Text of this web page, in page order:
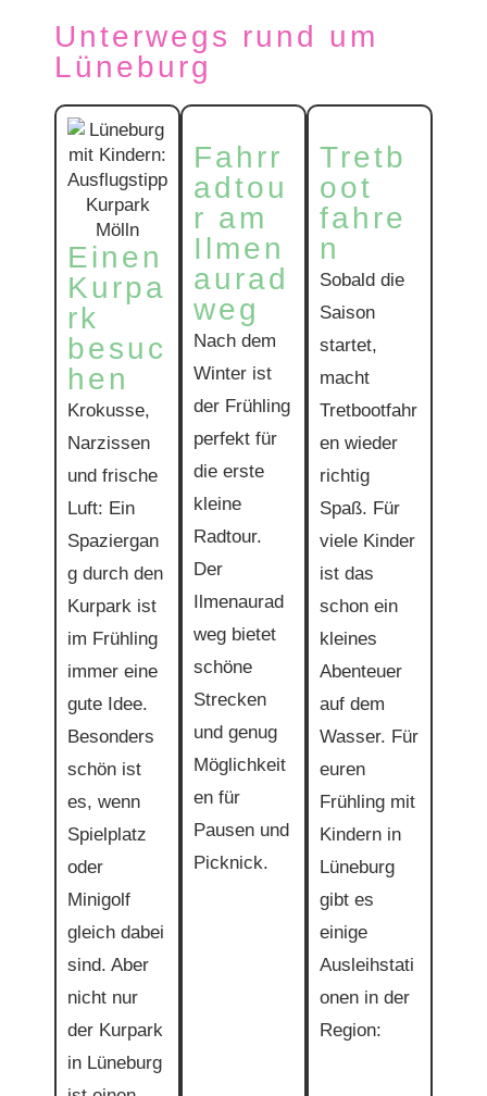
Unterwegs rund um
Lüneburg
Einen
Kurpa
rk
besuc
hen
Krokusse,
Narzissen
und frische
Luft: Ein
Spaziergan
g durch den
Kurpark ist
im Frühling
immer eine
gute Idee.
Besonders
schön ist
es, wenn
Spielplatz
oder
Minigolf
gleich dabei
sind. Aber
nicht nur
der Kurpark
in Lüneburg
Fahrr
adtou
r am
Ilmen
aurad
weg​
Nach dem
Winter ist
der Frühling
perfekt für
die erste
kleine
Radtour.
Der
Ilmenaurad
weg bietet
schöne
Strecken
und genug
Möglichkeit
en für
Pausen und
Picknick.
Tretb
oot
fahre
n
Sobald die
Saison
startet,
macht
Tretbootfahr
en wieder
richtig
Spaß. Für
viele Kinder
ist das
schon ein
kleines
Abenteuer
auf dem
Wasser. Für
euren
Frühling mit
Kindern in
Lüneburg
gibt es
einige
Ausleihstati
onen in der
Region: